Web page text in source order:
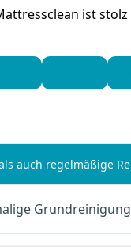
ist
auch regelmäßige